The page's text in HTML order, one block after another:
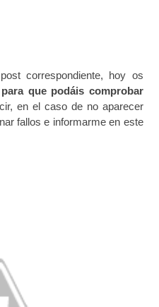
correspondiente, hoy os
que podáis comprobar
en el caso de no aparecer
fallos e informarme en este